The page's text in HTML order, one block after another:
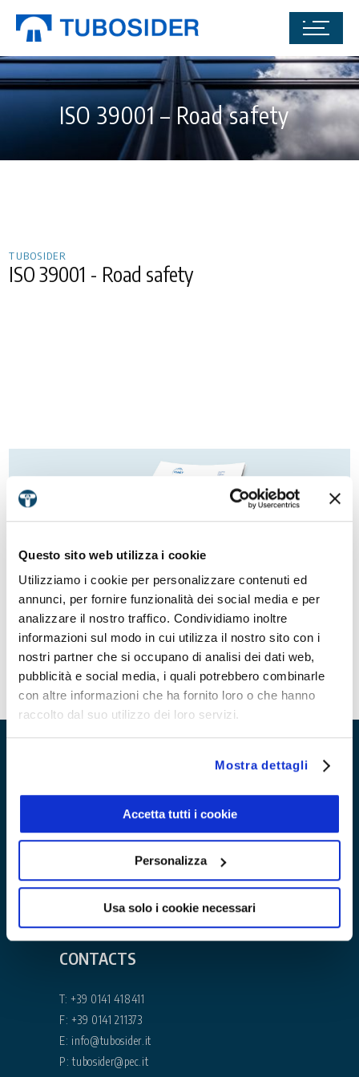
Questo sito web utilizza i cookie
Utilizziamo i cookie per personalizzare contenuti ed
annunci, per fornire funzionalità dei social media e per
analizzare il nostro traffico. Condividiamo inoltre
informazioni sul modo in cui utilizza il nostro sito con i
nostri partner che si occupano di analisi dei dati web,
pubblicità e social media, i quali potrebbero combinarle
con altre informazioni che ha fornito loro o che hanno
raccolto dal suo utilizzo dei loro servizi.
Mostra dettagli
Accetta tutti i cookie
Personalizza
Usa solo i cookie necessari
ISO 39001 – Road safety
TUBOSIDER
ISO 39001 - Road safety
ISO 39001:2012 - Road Traffic Safety
Management System
TUBOSIDER S.P.A.
P.I. 03141780019
Rea AT-95010
Share capital 10.000.000 €
CONTACTS
T:+39 0141 418411
F: +39 0141 211373
E: info@tubosider.it
P:tubosider@pec.it